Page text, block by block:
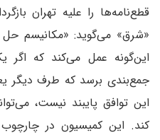
قطع‌نامه‌ها را علیه تهران
«شرق» می‌گوید: «مکانیسم حل
این‌گونه عمل می‌کند که اگر
جمع‌بندی برسد که طرف دیگر
این توافق پایبند نیست،
کند. این کمیسیون در